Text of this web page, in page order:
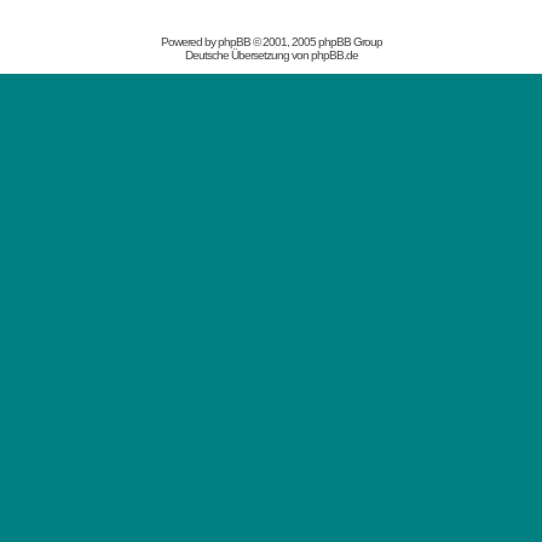
Powered byphpBB© 2001, 2005 phpBB Group
Deutsche Übersetzung vonphpBB.de